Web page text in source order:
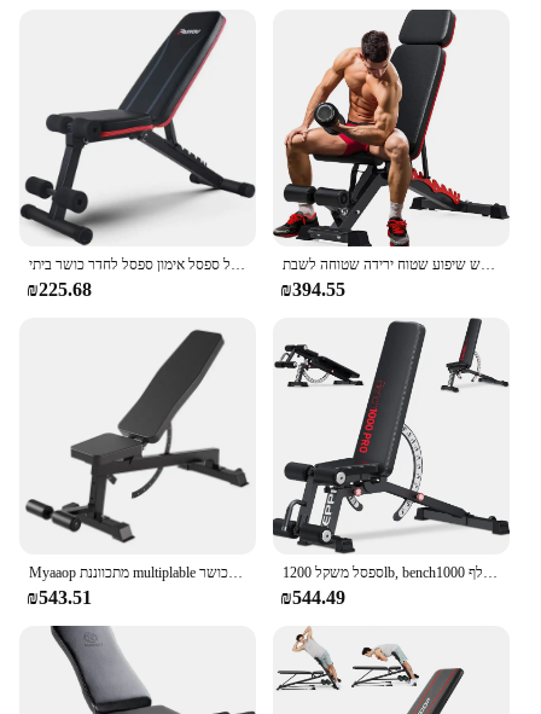
₪225.68
משקל ספסל אימון כבד כבד עבור בית כושר מתכוונן ספסל העיתונות עם ראש שיפוע שטוח ירידה שטוחה לשבת-
₪394.55
₪543.51 ₪544.49